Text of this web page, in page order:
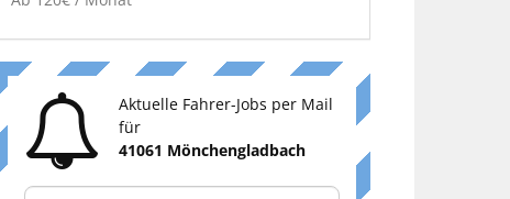
Aktuelle Fahrer-Jobs per Mail
für
41061 Mönchengladbach